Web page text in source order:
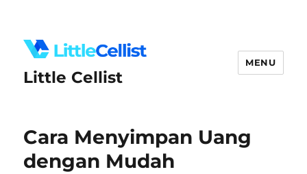
Little Cellist
MENU
Cara Menyimpan Uang
dengan Mudah